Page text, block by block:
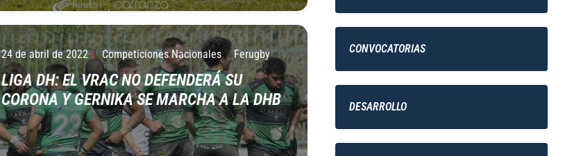
24 de abril de 2022 Competiciones Nacionales Ferugby
LIGA DH: EL VRAC NO DEFENDERÁ SU
CORONA Y GERNIKA SE MARCHA A LA DHB
CONVOCATORIAS
DESARROLLO